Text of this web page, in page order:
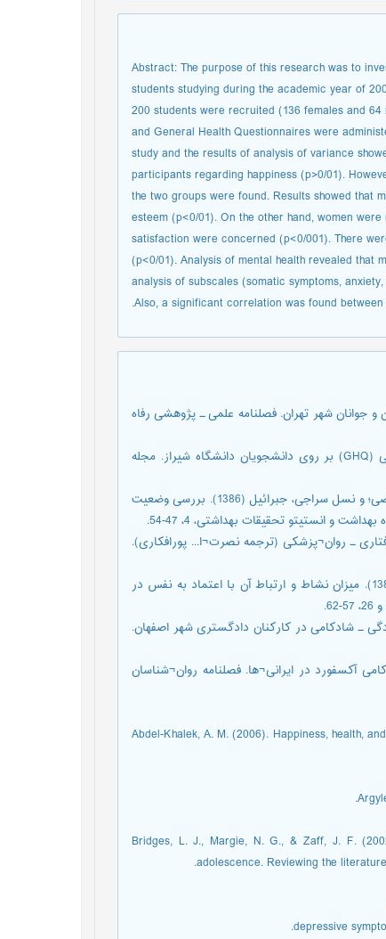
Abstract: The purpose of this research was to
students studying during the academic year of
200 students were recruited (136 females and
and General Health Questionnaires were
study and the results of analysis of variance
participants regarding happiness (p>0/01).
the two groups were found. Results showed that
esteem (p<0/01). On the other hand, women
satisfaction were concerned (p<0/001). There
(p<0/01). Analysis of mental health revealed that
analysis of subscales (somatic symptoms,
Also, a significant correlation was found
روان¬شناختی نوجوانان و جوانان شهر تهران. فصلنامه علمی ـ پژوهشی رفاه
تقوی، محمدرضا (1380). بررسی روایی و پایایی پرسشنامة سلامت عمومی (GHQ) بر روی دانشجویان دانشگاه شیراز. مجله
زمانی اردکانی، زهرا؛ آیت¬الهی، محمد¬تقی؛ کاکوبی، حسین؛ کریمیان، مرتضی؛ و نسل سراجی، جبرائیل (1386). بررسی وضعیت
و انستیتو تحقیقات بهداشتی، 4، 47-54.
روان¬پزشکی: علوم رفتاری ـ روان¬پزشکی (ترجمه نصرت¬ا... پورافکاری).
فرهادی، علی؛ جواهری، فرزانه؛ غلامی، یزدان¬بخش؛ و فرهادی، پریوش (1384). میزان نشاط و ارتباط آن با اعتماد به نفس در
روایی مقیاس افسردگی ـ شادکامی در کارکنان دادگستری شهر اصفهان.
و روایی فهرست شادکامی آکسفورد در ایرانی¬ها. فصلنامه روان¬شناسان
Abdel-Khalek, A. M. (2006). Happiness, health,
Bridges, L. J., Margie, N. G., & Zaff, J. F.
adolescence. Reviewing the
depressive